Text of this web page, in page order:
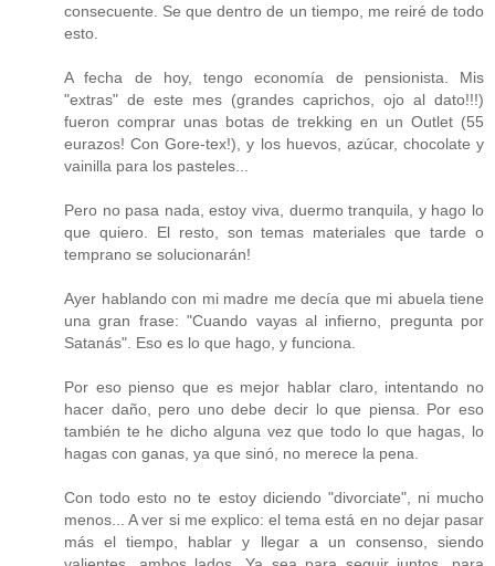
consecuente. Se que dentro de un tiempo, me reiré de todo
esto.
A fecha de hoy, tengo economía de pensionista. Mis
"extras" de este mes (grandes caprichos, ojo al dato!!!)
fueron comprar unas botas de trekking en un Outlet (55
eurazos! Con Gore-tex!), y los huevos, azúcar, chocolate y
vainilla para los pasteles...
Pero no pasa nada, estoy viva, duermo tranquila, y hago lo
que quiero. El resto, son temas materiales que tarde o
temprano se solucionarán!
Ayer hablando con mi madre me decía que mi abuela tiene
una gran frase: "Cuando vayas al infierno, pregunta por
Satanás". Eso es lo que hago, y funciona.
Por eso pienso que es mejor hablar claro, intentando no
hacer daño, pero uno debe decir lo que piensa. Por eso
también te he dicho alguna vez que todo lo que hagas, lo
hagas con ganas, ya que sinó, no merece la pena.
Con todo esto no te estoy diciendo "divorciate", ni mucho
menos... A ver si me explico: el tema está en no dejar pasar
más el tiempo, hablar y llegar a un consenso, siendo